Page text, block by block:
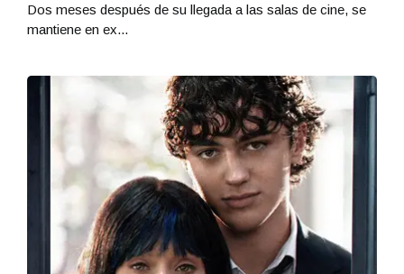
Dos meses después de su llegada a las salas de cine, se
mantiene en ex...